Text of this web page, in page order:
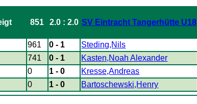
851 2.0 : 2.0 SV Eintracht Tangerhütte U18
961 0 - 1 Steding,Nils
741 0 - 1 Kasten,Noah Alexander
0 1 - 0 Kresse,Andreas
0 1 - 0 Bartoschewski,Henry